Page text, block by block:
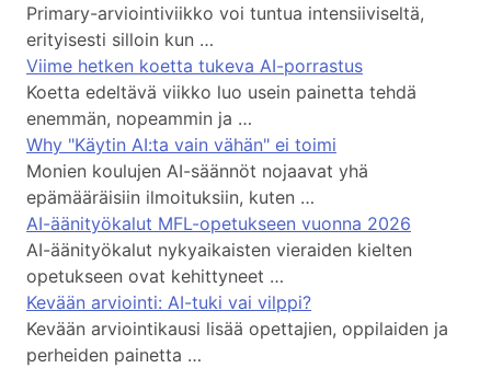
Primary-arviointiviikko voi tuntua intensiiviseltä,
erityisesti silloin kun …
Viime hetken koetta tukeva AI-porrastus
Koetta edeltävä viikko luo usein painetta tehdä
enemmän, nopeammin ja …
Why "Käytin AI:ta vain vähän" ei toimi
Monien koulujen AI-säännöt nojaavat yhä
epämääräisiin ilmoituksiin, kuten …
AI-äänityökalut MFL-opetukseen vuonna 2026
AI-äänityökalut nykyaikaisten vieraiden kielten
opetukseen ovat kehittyneet …
Kevään arviointi: AI-tuki vai vilppi?
Kevään arviointikausi lisää opettajien, oppilaiden ja
perheiden painetta …